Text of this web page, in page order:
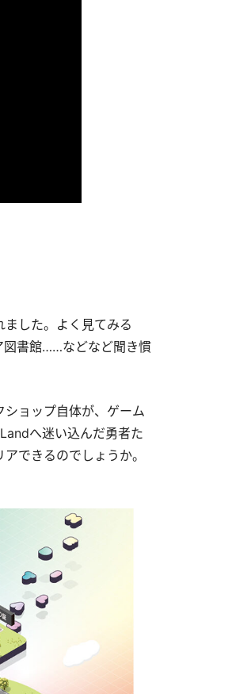
した。よく見てみる
図書館……などなど聞き慣
ョップ自体が、ゲーム
へ迷い込んだ勇者た
できるのでしょうか。